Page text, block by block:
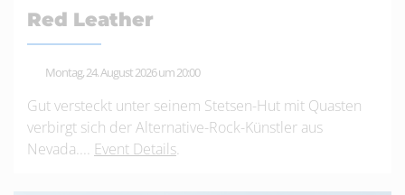
Red Leather
Montag, 24. August 2026 um 20:00
Gut versteckt unter seinem Stetsen-Hut mit Quasten
verbirgt sich der Alternative-Rock-Künstler aus
Nevada.... Event Details.